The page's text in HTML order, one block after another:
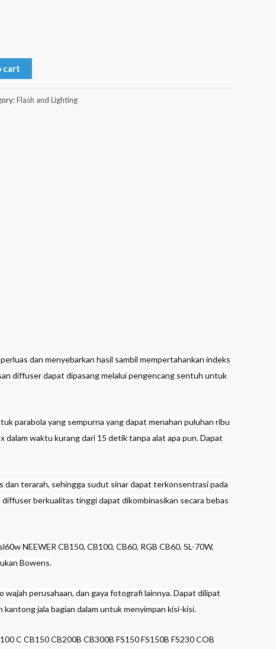
cart
Flash and Lighting
dan menyebarkan hasil sambil mempertahankan indeks
diffuser dapat dipasang melalui pengencang sentuh untuk
parabola yang sempurna yang dapat menahan puluhan ribu
waktu kurang dari 15 detik tanpa alat apa pun. Dapat
dan terarah, sehingga sudut sinar dapat terkonsentrasi pada
berkualitas tinggi dapat dikombinasikan secara bebas
NEEWER CB150, CB100, CB60, RGB CB60, SL-70W,
Bowens.
perusahaan, dan gaya fotografi lainnya. Dapat dilipat
jala bagian dalam untuk menyimpan kisi-kisi.
C CB150 CB200B CB300B FS150 FS150B FS230 COB